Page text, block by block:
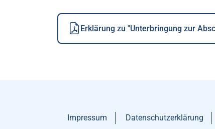
Erklärung zu "Unterbringung zur
Impressum Datenschutzerklärung